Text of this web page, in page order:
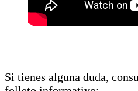
Si tienes alguna duda,